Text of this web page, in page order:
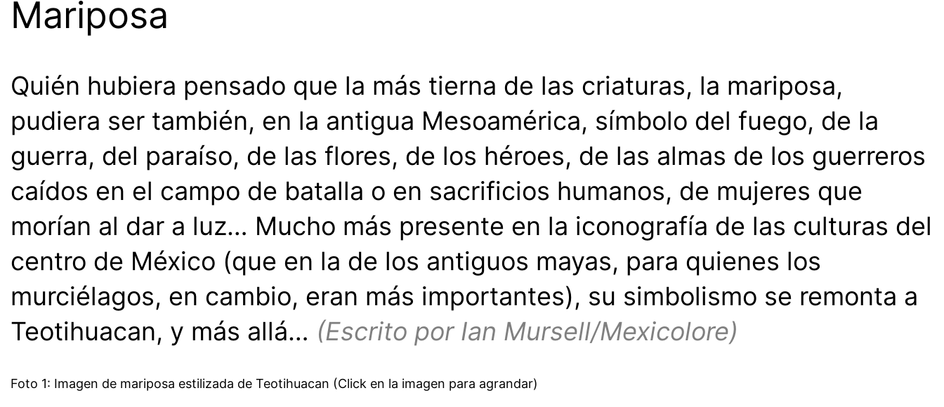
Mariposa
Quién hubiera pensado que la más tierna de las criaturas, la mariposa,
pudiera ser también, en la antigua Mesoamérica, símbolo del fuego, de la
guerra, del paraíso, de las flores, de los héroes, de las almas de los guerreros
caídos en el campo de batalla o en sacrificios humanos, de mujeres que
morían al dar a luz… Mucho más presente en la iconografía de las culturas del
centro de México (que en la de los antiguos mayas, para quienes los
murciélagos, en cambio, eran más importantes), su simbolismo se remonta a
Teotihuacan, y más allá… (Escrito por Ian Mursell/Mexicolore)
Foto 1: Imagen de mariposa estilizada de Teotihuacan (Click en la imagen para agrandar)